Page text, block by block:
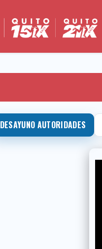
DESAYUNO AUTORIDADES